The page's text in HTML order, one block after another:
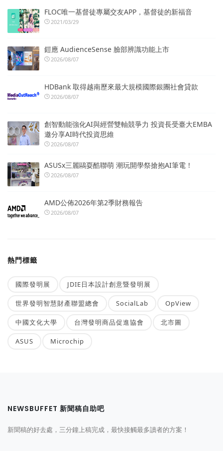
FLOC唯一基督徒專屬交友APP，基督徒的新福音
2021/03/29
鎧應 AudienceSense 臉部辨識功能上市
2026/08/07
HDBank 取得越南歷來最大規模國際銀團社會貸款
2026/08/07
創智動能強化AI與經營雙軸競爭力 投資長受臺大EMBA
邀分享AI時代投資思維
2026/08/07
ASUSx三麗鷗耍酷聯萌 潮玩開學祭搶抱AI筆電！
2026/08/07
AMD公佈2026年第2季財務報告
2026/08/07
熱門標籤
國際發明展 JDIE日本設計創意暨發明展
世界發明智慧財產聯盟總會 SocialLab OpView
中國文化大學 台灣發明商品促進協會 北市圖
ASUS Microchip
NEWSBUFFET 新聞稿自助吧
新聞稿的好去處，三分鐘上稿完成，最快接觸最多讀者的方案！